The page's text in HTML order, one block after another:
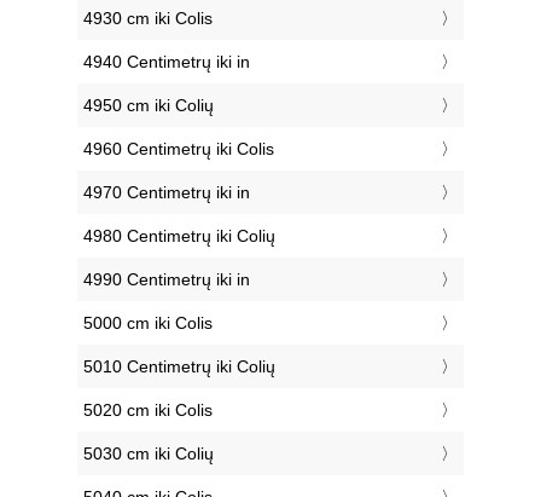
4930 cm iki Colis
4940 Centimetrų iki in
4950 cm iki Colių
4960 Centimetrų iki Colis
4970 Centimetrų iki in
4980 Centimetrų iki Colių
4990 Centimetrų iki in
5000 cm iki Colis
5010 Centimetrų iki Colių
5020 cm iki Colis
5030 cm iki Colių